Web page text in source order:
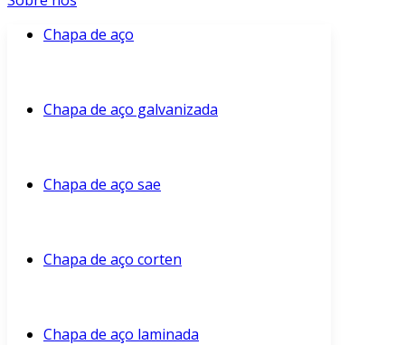
Chapa de aço
Chapa de aço galvanizada
Chapa de aço sae
Chapa de aço corten
Chapa de aço laminada